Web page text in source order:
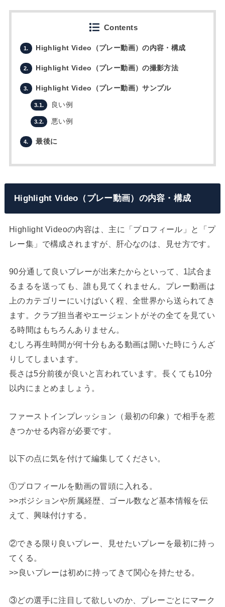
Contents
1. Highlight Video（プレー動画）の内容・構成
2. Highlight Video（プレー動画）の撮影方法
3. Highlight Video（プレー動画）サンプル
3.1. 良い例
3.2. 悪い例
4. 最後に
Highlight Video（プレー動画）の内容・構成
Highlight Videoの内容は、主に「プロフィール」と「プ
レー集」で構成されますが、肝心なのは、見せ方です。
90分通して良いプレーが出来たからといって、1試合ま
るまるを送っても、誰も見てくれません。プレー動画は
上のカテゴリーにいけばいく程、全世界から送られてき
ます。クラブ担当者やエージェントがその全てを見てい
る時間はもちろんありません。
むしろ再生時間が何十分もある動画は開いた時にうんざ
りしてしまいます。
長さは5分前後が良いと言われています。長くても10分
以内にまとめましょう。
ファーストインプレッション（最初の印象）で相手を惹
きつかせる内容が必要です。
以下の点に気を付けて編集してください。
①プロフィールを動画の冒頭に入れる。
>>ポジションや所属経歴、ゴール数など基本情報を伝
えて、興味付けする。
②できる限り良いプレー、見せたいプレーを最初に持っ
てくる。
>>良いプレーは初めに持ってきて関心を持たせる。
③どの選手に注目して欲しいのか、プレーごとにマーク